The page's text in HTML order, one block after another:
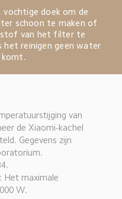
vochtige doek om de
schoon te maken of
stof van het filter te
het reinigen geen water
van
de Xiaomi-kachel
Gegevens zijn
Het maximale
W.